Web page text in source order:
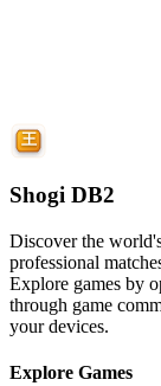
Shogi DB2
Discover the
professional
Explore games by
through game
your devices.
Explore Games